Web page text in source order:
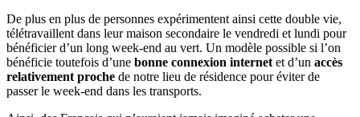
De plus en plus de personnes expérimentent ainsi cette double vie,
télétravaillent dans leur maison secondaire le vendredi et lundi pour
bénéficier d’un long week-end au vert. Un modèle possible si l’on
bénéficie toutefois d’une bonne connexion internet et d’un accès
relativement proche de notre lieu de résidence pour éviter de
passer le week-end dans les transports.